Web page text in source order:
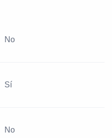
No
Sí
No